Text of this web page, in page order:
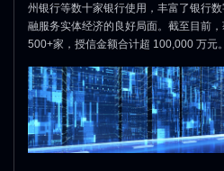
州银行等数十家银行使用，丰富了银行
融服务实体经济的良好局面。截至目前
500+家，授信金额合计超 100,000 万元。